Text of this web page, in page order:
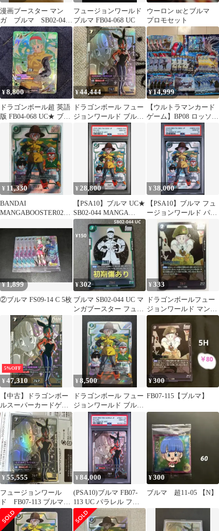
漫画ブースター マン
ガ ブルマ SB02-044
UC C
フュージョンワールド
ブルマ FB04-068 UC
ウーロン ucとブルマ
プロモセット
¥8,800
ドラゴンボール超 英語
版 FB04-068 UC★ ブル
マ パラレル
¥44,444
ドラゴンボール フュー
ジョンワールド ブルマ
FB07-113
¥14,999
【ウルトラマンカード
ゲーム】BP08 ロッソブ
ルまとめ売り
¥ 11,330
BANDAI
MANGABOOSTER02
¥ 28,800
【PSA10】ブルマ UC★
SB02-044 MANGA
BOOSTE
¥38,000
【PSA10】ブルマ フュ
ージョンワールド パラ
レル SB02-044
¥1,899
②ブルマ FS09-14 C 5枚
¥302
ブルマ SB02-044 UC マ
ンガブースター フュー
¥333
ドラゴンボールフュー
ジョンワールド マンガ
ブースター02 ブルマ
5%OFF
¥47,310
【中古】ドラゴンボー
ルスーパーカードゲー
ム FB07-113[UC☆]：ブ
ルマ
¥8,500
ドラゴンボール フュー
ジョンワールド ブルマ
SB02-044 パラレル
¥300
FB07-115【ブルマ】
¥55,555
フュージョンワール
ド FB07-113 ブルマ
UCパラレル
¥84,000
(PSA10)ブルマ FB07-
113 UC パラレル フュ
ージョンワールド
¥300
ブルマ 超11-05 【N】